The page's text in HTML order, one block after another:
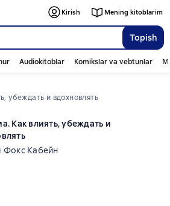
Topish
Kirish Mening kitoblarim
Audiokitoblar Komikslar va vebtunlar
убеждать и вдохновлять
Как влиять, убеждать и
Фокс Кабейн